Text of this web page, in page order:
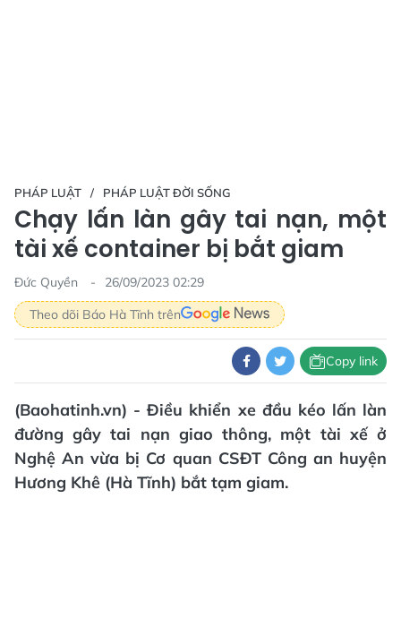
PHÁP LUẬT PHÁP LUẬT ĐỜI SỐNG
Chạy lấn làn gây tai nạn, một
tài xế container bị bắt giam
Đức Quyền
26/09/2023 02:29
Theo dõi Báo Hà Tĩnh trên
Copy link
(Baohatinh.vn) - Điều khiển xe đầu kéo lấn làn
đường gây tai nạn giao thông, một tài xế ở
Nghệ An vừa bị Cơ quan CSĐT Công an huyện
Hương Khê (Hà Tĩnh) bắt tạm giam.